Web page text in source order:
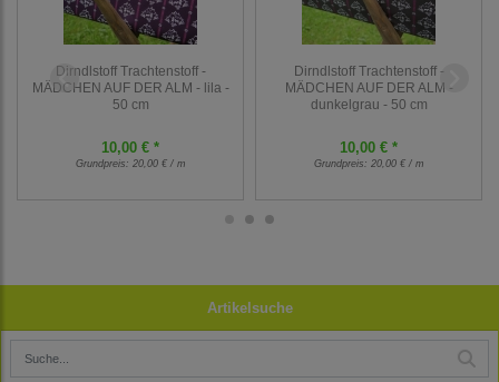
Artikelsuche
Dirndlstoff Trachtenstoff -
MÄDCHEN AUF DER ALM - lila -
50 cm
10,00 € *
Grundpreis: 20,00 € / m
Dirndlstoff Trachtenstoff -
MÄDCHEN AUF DER ALM -
dunkelgrau - 50 cm
10,00 € *
Grundpreis: 20,00 € / m